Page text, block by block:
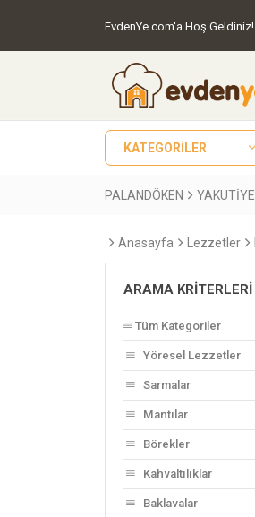
EvdenYe.com'a Hoş Geldiniz!
KATEGORILER
PALANDÖKEN YAKUTİYE
Anasayfa Lezzetler
ARAMA KRITERLERI
Tüm Kategoriler
Yöresel Lezzetler
Sarmalar
Mantılar
Börekler
Kahvaltılıklar
Baklavalar